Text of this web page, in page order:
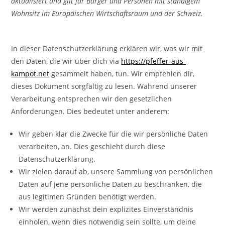
Wohnsitz im Europäischen Wirtschaftsraum und der Schweiz.
In dieser Datenschutzerklärung erklären wir, was wir mit
den Daten, die wir über dich via https://pfeffer-aus-
kampot.net gesammelt haben, tun. Wir empfehlen dir,
dieses Dokument sorgfältig zu lesen. Während unserer
Verarbeitung entsprechen wir den gesetzlichen
Anforderungen. Dies bedeutet unter anderem:
Wir geben klar die Zwecke für die wir persönliche Daten
verarbeiten, an. Dies geschieht durch diese
Datenschutzerklärung.
Wir zielen darauf ab, unsere Sammlung von persönlichen
Daten auf jene persönliche Daten zu beschränken, die
aus legitimen Gründen benötigt werden.
Wir werden zunächst dein explizites Einverständnis
einholen, wenn dies notwendig sein sollte, um deine